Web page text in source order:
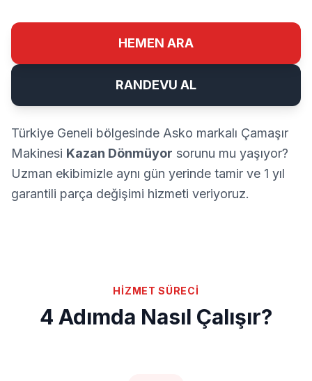
HEMEN ARA
RANDEVU AL
Türkiye Geneli bölgesinde Asko markalı Çamaşır
Makinesi Kazan Dönmüyor sorunu mu yaşıyor?
Uzman ekibimizle aynı gün yerinde tamir ve 1 yıl
garantili parça değişimi hizmeti veriyoruz.
HİZMET SÜRECİ
4 Adımda Nasıl Çalışır?